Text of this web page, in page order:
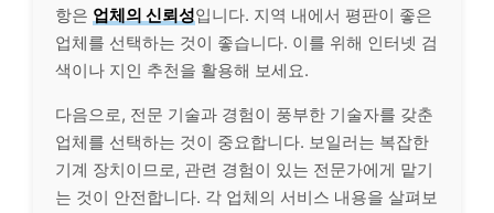
항은 업체의 신뢰성입니다. 지역 내에서 평판이 좋은
업체를 선택하는 것이 좋습니다. 이를 위해 인터넷 검
색이나 지인 추천을 활용해 보세요.
다음으로, 전문 기술과 경험이 풍부한 기술자를 갖춘
업체를 선택하는 것이 중요합니다. 보일러는 복잡한
기계 장치이므로, 관련 경험이 있는 전문가에게 맡기
는 것이 안전합니다. 각 업체의 서비스 내용을 살펴보